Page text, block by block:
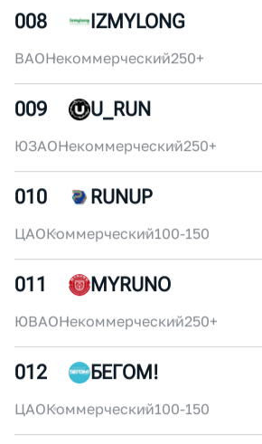
ЦАОНекоммерческий30-50
007 SUPERSPORT
ЦАОКоммерческий
008 IZMYLONG
ВАОНекоммерческий
009 U_RUN
ЮЗАО Некоммерческий
010 RUNUP
ЦАОКоммерческий100-150
011 MYRUNO